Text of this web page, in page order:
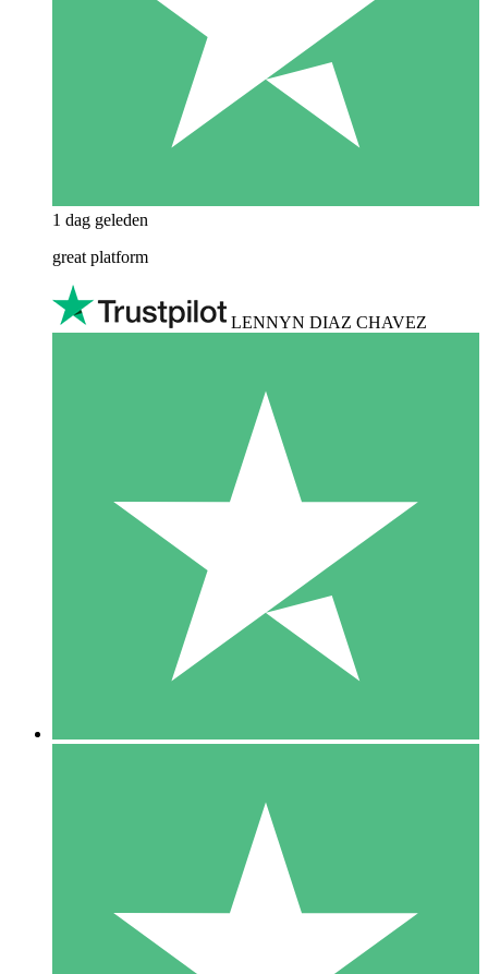
1 dag geleden
great platform
LENNYN DIAZ CHAVEZ